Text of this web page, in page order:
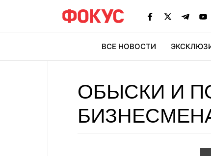
ВСЕ НОВОСТИ
ОБЫСКИ И